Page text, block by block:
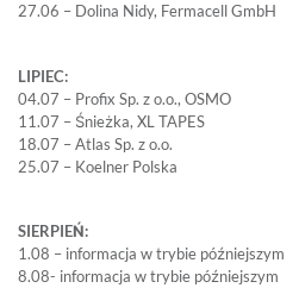
27.06 – Dolina Nidy, Fermacell GmbH
LIPIEC:
04.07 – Profix Sp. z o.o., OSMO
11.07 – Śnieżka, XL TAPES
18.07 – Atlas Sp. z o.o.
25.07 – Koelner Polska
SIERPIEŃ:
1.08 – informacja w trybie późniejszym
8.08- informacja w trybie późniejszym